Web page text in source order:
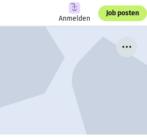
Anmelden
Job posten